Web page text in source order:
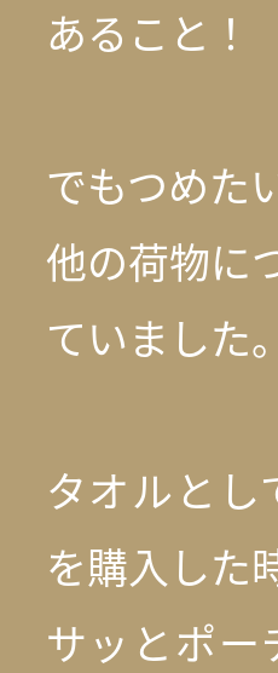
あること！
でもつめた
他の荷物に
ていました
タオルと
を購入した
サッとポ